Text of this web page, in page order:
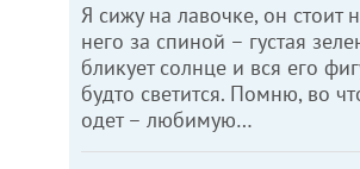
Я сижу на лавочке, он стоит
него за спиной – густая
бликует солнце и вся его
будто светится. Помню, во
одет – любимую…